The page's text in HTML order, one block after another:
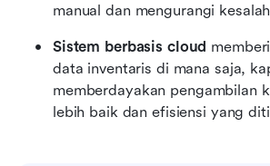
manual dan mengurangi
Sistem berbasis cloud
data inventaris di mana saja,
memberdayakan pengambilan
lebih baik dan efisiensi yang